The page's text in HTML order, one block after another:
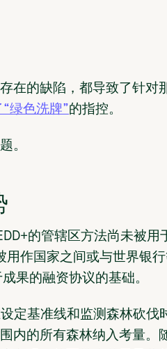
在的缺陷，都导致了针对
绿色洗牌”的指控。
。
的管辖区方法尚未被用
用作国家之间或与世界银
果的融资协议的基础。
定基准线和监测森林砍伐
内的所有森林纳入考量。